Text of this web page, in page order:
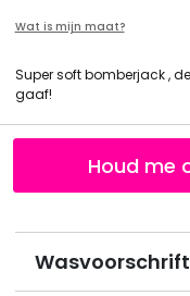
Wat is mijn maat?
Super soft bomberjack ,
gaaf!
Houd me